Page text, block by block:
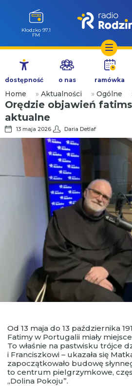
Przejdź
treści
Wołów 99.6
FM
dostępność o nas ramówka
Home » Aktualności » Ogólne
Orędzie objawień
aktualne
13 maja 2026 Daria Detlaf
Od 13 maja do 13 października
Fatimy w Portugalii miały
To właśnie na pastwisku trójce
i Franciszkowi – ukazała się
zapoczątkowało budowę
to centrum pielgrzymkowe,
„Dolina Pokoju”.